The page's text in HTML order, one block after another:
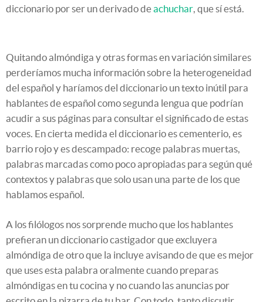
diccionario por ser un derivado deachuchar, que sí está.
Quitando almóndiga y otras formas en variación similares
perderíamos mucha información sobre la heterogeneidad
del español y haríamos del diccionario un texto inútil para
hablantes de español como segunda lengua que podrían
acudir a sus páginas para consultar el significado de estas
voces. En cierta medida el diccionario es cementerio, es
barrio rojo y es descampado: recoge palabras muertas,
palabras marcadas como poco apropiadas para según qué
contextos y palabras que solo usan una parte de los que
hablamos español.
A los filólogos nos sorprende mucho que los hablantes
prefieran un diccionario castigador que excluyera
almóndiga de otro que la incluye avisando de que es mejor
que uses esta palabra oralmente cuando preparas
almóndigas en tu cocina y no cuando las anuncias por